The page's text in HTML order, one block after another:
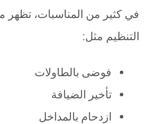
في كثير من المناسبات،
التنظيم مثل:
فوضى بالطاولات
تأخير الضيافة
ازدحام بالمداخل